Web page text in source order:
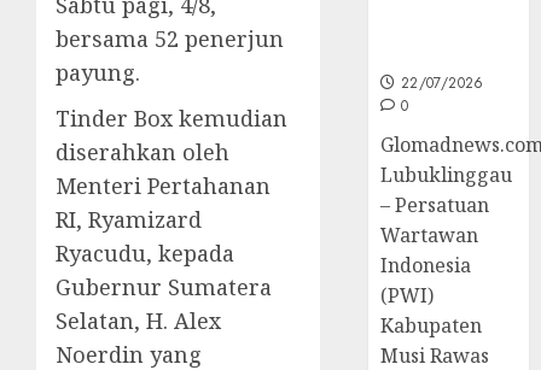
bersama 52 penerjun
payung.
Tinder Box kemudian
diserahkan oleh
Menteri Pertahanan
RI, Ryamizard
Ryacudu, kepada
Gubernur Sumatera
Selatan, H. Alex
Noerdin yang
22/07/2026
0
Lubuklinggau
– Persatuan
Wartawan
Indonesia
(PWI)
Kabupaten
Musi Rawas